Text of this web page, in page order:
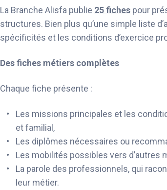
La Branche Alisfa publie 25 fiches pour
structures. Bien plus qu’une simple liste
spécificités et les conditions d’exercice
Des fiches métiers complètes
Chaque fiche présente :
Les missions principales et les
et familial,
Les diplômes nécessaires ou
Les mobilités possibles vers d’autres
La parole des professionnels, qui
leur métier.